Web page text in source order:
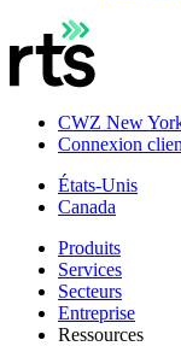
CWZ New
Connexion
États-Unis
Canada
Produits
Services
Secteurs
Entreprise
Ressources